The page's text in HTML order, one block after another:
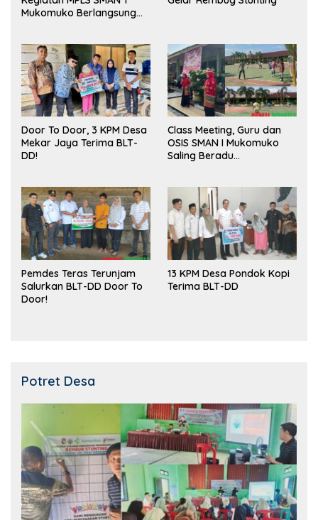
Mukomuko Berlangsung
Door To Door, 3 KPM Desa
Mekar Jaya Terima BLT-
DD!
Class Meeting, Guru dan
OSIS SMAN I Mukomuko
Saling Beradu
Pemdes Teras Terunjam
Salurkan BLT-DD Door To
Door!
13 KPM Desa Pondok Kopi
Terima BLT-DD
Potret Desa